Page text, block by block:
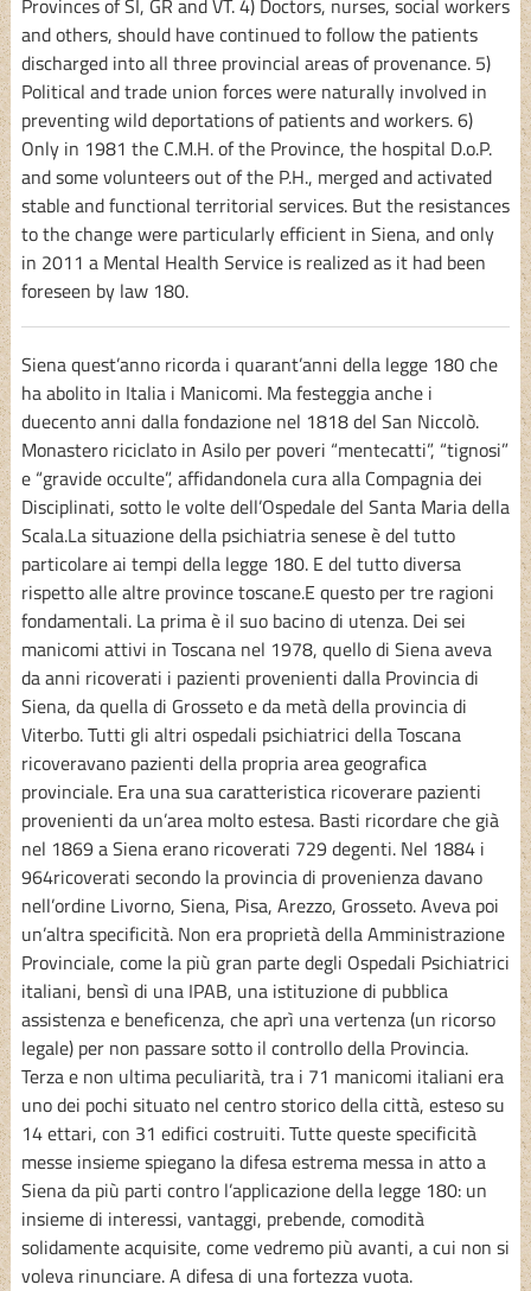
Provinces of SI, GR and VT. 4) Doctors, nurses, social workers
and others, should have continued to follow the patients
discharged into all three provincial areas of provenance. 5)
Political and trade union forces were naturally involved in
preventing wild deportations of patients and workers. 6)
Only in 1981 the C.M.H. of the Province, the hospital D.o.P.
and some volunteers out of the P.H., merged and activated
stable and functional territorial services. But the resistances
to the change were particularly efficient in Siena, and only
in 2011 a Mental Health Service is realized as it had been
foreseen by law 180.
Siena quest’anno ricorda i quarant’anni della legge 180 che
ha abolito in Italia i Manicomi. Ma festeggia anche i
duecento anni dalla fondazione nel 1818 del San Niccolò.
Monastero riciclato in Asilo per poveri “mentecatti”, “tignosi”
e “gravide occulte”, affidandonela cura alla Compagnia dei
Disciplinati, sotto le volte dell’Ospedale del Santa Maria della
Scala.La situazione della psichiatria senese è del tutto
particolare ai tempi della legge 180. E del tutto diversa
rispetto alle altre province toscane.E questo per tre ragioni
fondamentali. La prima è il suo bacino di utenza. Dei sei
manicomi attivi in Toscana nel 1978, quello di Siena aveva
da anni ricoverati i pazienti provenienti dalla Provincia di
Siena, da quella di Grosseto e da metà della provincia di
Viterbo. Tutti gli altri ospedali psichiatrici della Toscana
ricoveravano pazienti della propria area geografica
provinciale. Era una sua caratteristica ricoverare pazienti
provenienti da un’area molto estesa. Basti ricordare che già
nel 1869 a Siena erano ricoverati 729 degenti. Nel 1884 i
964ricoverati secondo la provincia di provenienza davano
nell’ordine Livorno, Siena, Pisa, Arezzo, Grosseto. Aveva poi
un’altra specificità. Non era proprietà della Amministrazione
Provinciale, come la più gran parte degli Ospedali Psichiatrici
italiani, bensì di una IPAB, una istituzione di pubblica
assistenza e beneficenza, che aprì una vertenza (un ricorso
legale) per non passare sotto il controllo della Provincia.
Terza e non ultima peculiarità, tra i 71 manicomi italiani era
uno dei pochi situato nel centro storico della città, esteso su
14 ettari, con 31 edifici costruiti. Tutte queste specificità
messe insieme spiegano la difesa estrema messa in atto a
Siena da più parti contro l’applicazione della legge 180: un
insieme di interessi, vantaggi, prebende, comodità
solidamente acquisite, come vedremo più avanti, a cui non si
voleva rinunciare. A difesa di una fortezza vuota.